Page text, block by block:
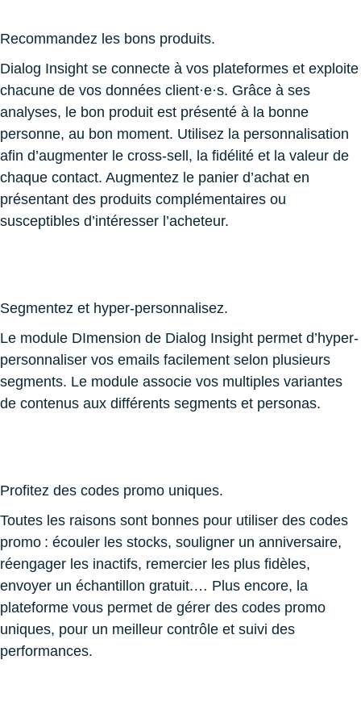
Recommandez les bons produits.
Dialog Insight se connecte à vos plateformes et exploite
chacune de vos données client·e·s. Grâce à ses
analyses, le bon produit est présenté à la bonne
personne, au bon moment. Utilisez la personnalisation
afin d’augmenter le cross-sell, la fidélité et la valeur de
chaque contact. Augmentez le panier d’achat en
présentant des produits complémentaires ou
susceptibles d’intéresser l’acheteur.
Segmentez et hyper-personnalisez.
Le module DImension de Dialog Insight permet d’hyper-
personnaliser vos emails facilement selon plusieurs
segments. Le module associe vos multiples variantes
de contenus aux différents segments et personas.
Profitez des codes promo uniques.
Toutes les raisons sont bonnes pour utiliser des codes
promo : écouler les stocks, souligner un anniversaire,
réengager les inactifs, remercier les plus fidèles,
envoyer un échantillon gratuit.… Plus encore, la
plateforme vous permet de gérer des codes promo
uniques, pour un meilleur contrôle et suivi des
performances.